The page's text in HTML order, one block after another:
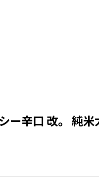
ー辛口 改。 純